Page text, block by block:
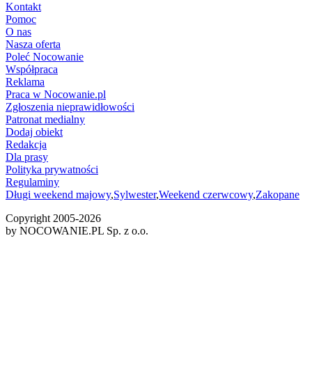
Kontakt
Pomoc
O nas
Nasza oferta
Poleć Nocowanie
Współpraca
Reklama
Praca w Nocowanie.pl
Zgłoszenia nieprawidłowości
Patronat medialny
Dodaj obiekt
Redakcja
Dla prasy
Polityka prywatności
Regulaminy
Długi weekend majowy,Sylwester,Weekend czerwcowy,Zakopane
Copyright 2005-2026
by NOCOWANIE.PL Sp. z o.o.